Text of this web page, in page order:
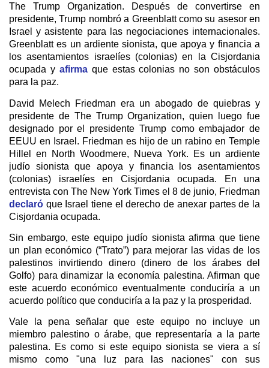
The Trump Organization. Después de convertirse en
presidente, Trump nombró a Greenblatt como su asesor en
Israel y asistente para las negociaciones internacionales.
Greenblatt es un ardiente sionista, que apoya y financia a
los asentamientos israelíes (colonias) en la Cisjordania
ocupada y afirmaque estas colonias no son obstáculos
para la paz.
David Melech Friedman era un abogado de quiebras y
presidente de The Trump Organization, quien luego fue
designado por el presidente Trump como embajador de
EEUU en Israel. Friedman es hijo de un rabino en Temple
Hillel en North Woodmere, Nueva York. Es un ardiente
judío sionista que apoya y financia los asentamientos
(colonias) israelíes en Cisjordania ocupada. En una
entrevista con The New York Times el 8 de junio, Friedman
declaró que Israel tiene el derecho de anexar partes de la
Cisjordania ocupada.
Sin embargo, este equipo judío sionista afirma que tiene
un plan económico (“Trato”) para mejorar las vidas de los
palestinos invirtiendo dinero (dinero de los árabes del
Golfo) para dinamizar la economía palestina. Afirman que
este acuerdo económico eventualmente conduciría a un
acuerdo político que conduciría a la paz y la prosperidad.
Vale la pena señalar que este equipo no incluye un
miembro palestino o árabe, que representaría a la parte
palestina. Es como si este equipo sionista se viera a sí
mismo como "una luz para las naciones" con sus